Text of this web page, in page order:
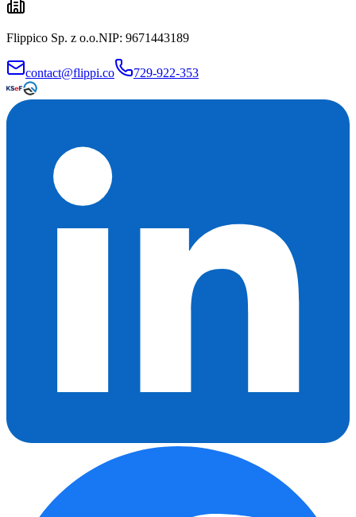
Flippico Sp. z o.o.NIP: 9671443189
contact@flippi.co 729-922-353